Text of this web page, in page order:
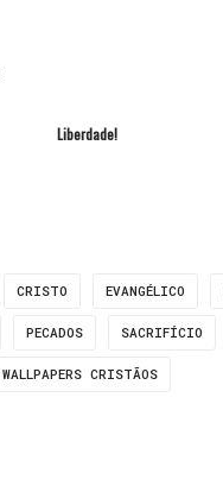
Liberdade!
CRISTO EVANGÉLICO
PECADOS SACRIFÍCIO
WALLPAPERS CRISTÃOS